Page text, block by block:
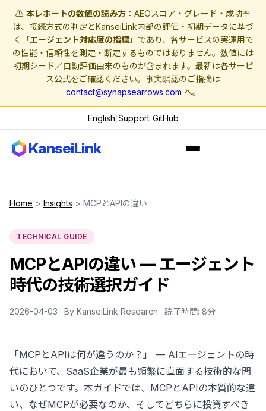
⚠️ 本レポートの数値の読み方 ：AEOスコア・グレード・成功率
は、接続方式の判定とKanseiLink内部の評価・初期データに基づ
く
「エージェント対応度の指標」 であり、各サービスの実運用で
の性能・信頼性を測定・断定するものではありません。数値には
初期シード／自動評価由来のものが含まれます。最新は各サービ
ス公式をご確認ください。事実誤認のご指摘は
contact@synapsearrows.com へ。
English Support| GitHub
KanseiLink
Home > Insights > MCPとAPIの違い
TECHNICAL GUIDE
MCPとAPIの違い — エージェント
時代の技術選択ガイド
2026-04-03 · By KanseiLink Research · 読了時間: 8分
「MCPとAPIは何が違うのか？」 — AIエージェントの時
代において、SaaS企業が最も頻繁に直面する技術的な問
いのひとつです。本ガイドでは、MCPとAPIの本質的な違
い、なぜMCPが必要なのか、そしてどちらに投資すべき